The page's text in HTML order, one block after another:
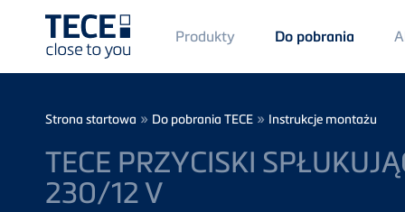
Main
Menü
1
Produkty Do pobrania
Breadcrumb
Strona startowa » Do pobrania TECE » Instrukcje montażu
TECE PRZYCISKI
230/12 V